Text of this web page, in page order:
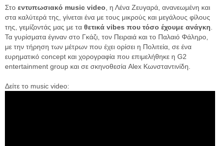
Στο εντυπωσιακό music video , η Λένα Ζευγαρά, ανανεωμένη και
στα καλύτερά της, γίνεται ένα με τους μικρούς και μεγάλους φίλους
της, γεμίζοντάς μας με τα θετικά vibes που τόσο έχουμε ανάγκη
Τα γυρίσματα έγιναν στο Γκάζι, τον Πειραιά και το Παλαιό Φάληρο,
με την τήρηση των μέτρων που έχει ορίσει η Πολιτεία, σε ένα
ευρηματικό concept και χορογραφία που επιμελήθηκε η G2
entertainment group και σε σκηνοθεσία Alex Κωνσταντινίδη.
Δείτε το music video: